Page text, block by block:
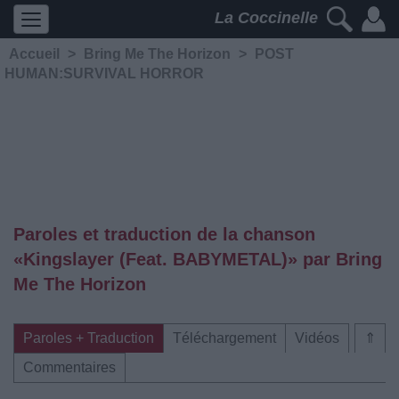
La Coccinelle
Accueil > Bring Me The Horizon >
POST
HUMAN:SURVIVAL HORROR
Paroles et traduction de la chanson
«Kingslayer (Feat. BABYMETAL)» par Bring
Me The Horizon
⇑
Paroles + Traduction Téléchargement
Vidéos
Commentaires